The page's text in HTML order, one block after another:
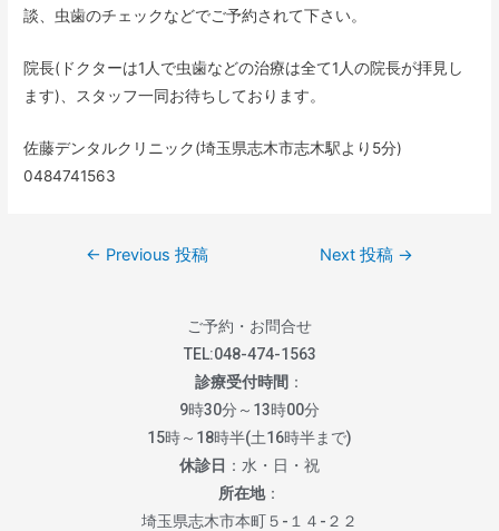
談、虫歯のチェックなどでご予約されて下さい。
院長(ドクターは1人で虫歯などの治療は全て1人の院長が拝見し
ます)、スタッフ一同お待ちしております。
佐藤デンタルクリニック(埼玉県志木市志木駅より5分)
0484741563
← Previous 投稿 Next 投稿 →
ご予約・お問合せ
TEL:048-474-1563
診療受付時間 ：
9時30分～13時00分
15時～18時半(土16時半まで)
休診日 ：水・日・祝
所在地：
埼玉県志木市本町５-１４-２２